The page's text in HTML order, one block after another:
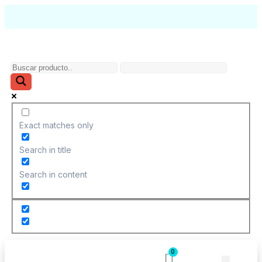
Exact matches only
Search in title
Search in content